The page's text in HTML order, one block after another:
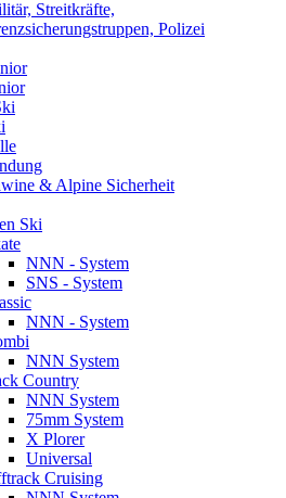
Streitkräfte,
Polizei
& Alpine Sicherheit
Ski
NNN - System
SNS - System
NNN - System
NNN System
Country
NNN System
75mm System
X Plorer
Universal
Cruising